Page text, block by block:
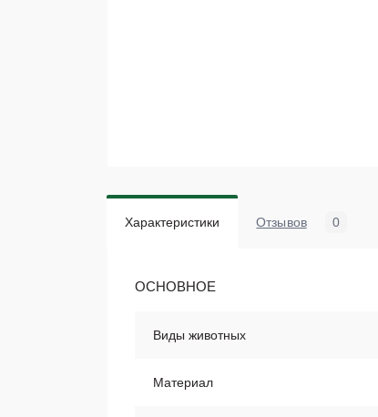
Характеристики Отзывов 0
ОСНОВНОЕ
Виды животных
Материал